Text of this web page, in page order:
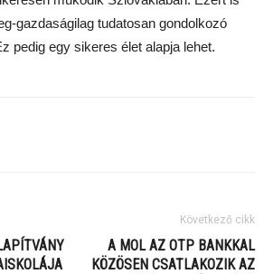
gazdaságilag tudatosan gondolkozó
pedig egy sikeres élet alapja lehet.
Következő cikk
A MOL AZ OTP BANKKAL
KÖZÖSEN CSATLAKOZIK AZ